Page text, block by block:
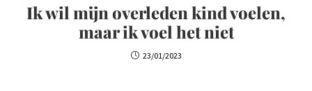
Ik wil mijn overleden kind voelen,
maar ik voel het niet
23/01/2023